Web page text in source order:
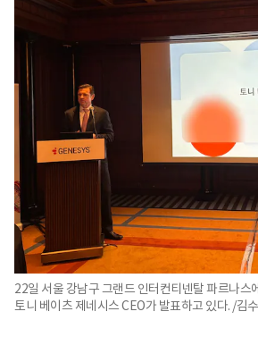
22일 서울 강남구 그랜드 인터컨티넨탈 파르나스
토니 베이츠 제네시스 CEO가 발표하고 있다. /김